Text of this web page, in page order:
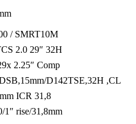
/ SMRT10M
2.0 29″ 32H
2.25″ Comp
D142TSE,32H ,CL
ICR 31,8
rise/31,8mm